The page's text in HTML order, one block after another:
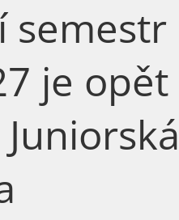
semestr
je opět